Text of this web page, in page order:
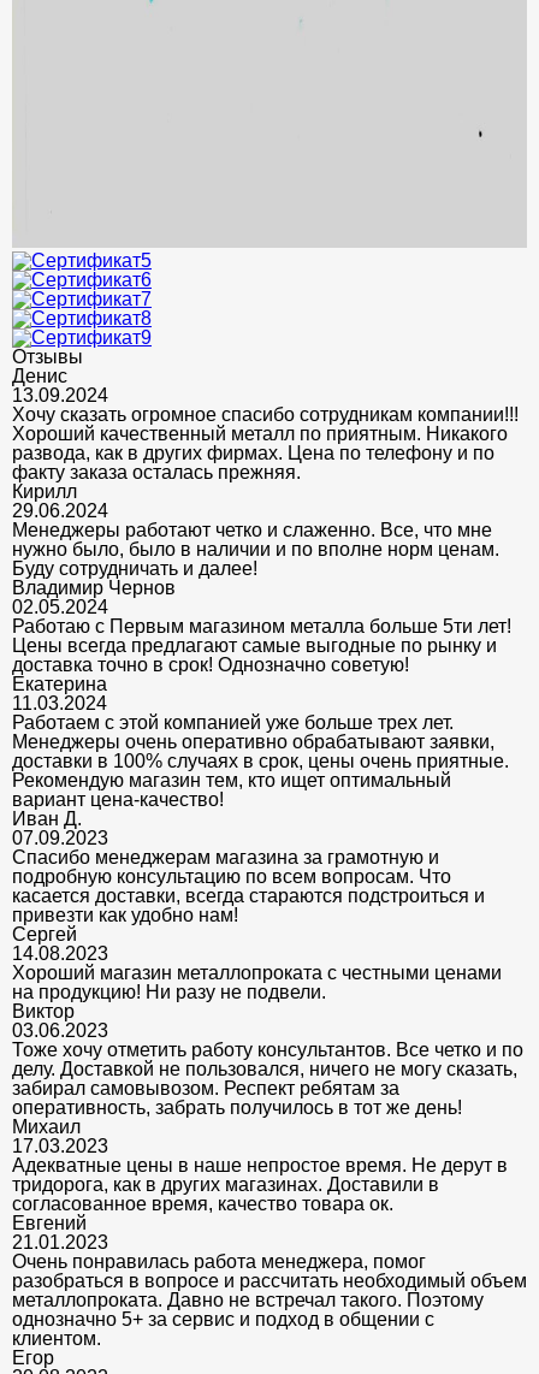
Отзывы
Денис
13.09.2024
Хочу сказать огромное спасибо сотрудникам компании!!!
Хороший качественный металл по приятным. Никакого
развода, как в других фирмах. Цена по телефону и по
факту заказа осталась прежняя.
Кирилл
29.06.2024
Менеджеры работают четко и слаженно. Все, что мне
нужно было, было в наличии и по вполне норм ценам.
Буду сотрудничать и далее!
Владимир Чернов
02.05.2024
Работаю с Первым магазином металла больше 5ти лет!
Цены всегда предлагают самые выгодные по рынку и
доставка точно в срок! Однозначно советую!
Екатерина
11.03.2024
Работаем с этой компанией уже больше трех лет.
Менеджеры очень оперативно обрабатывают заявки,
доставки в 100% случаях в срок, цены очень приятные.
Рекомендую магазин тем, кто ищет оптимальный
вариант цена-качество!
Иван Д.
07.09.2023
Спасибо менеджерам магазина за грамотную и
подробную консультацию по всем вопросам. Что
касается доставки, всегда стараются подстроиться и
привезти как удобно нам!
Сергей
14.08.2023
Хороший магазин металлопроката с честными ценами
на продукцию! Ни разу не подвели.
Виктор
03.06.2023
Тоже хочу отметить работу консультантов. Все четко и по
делу. Доставкой не пользовался, ничего не могу сказать,
забирал самовывозом. Респект ребятам за
оперативность, забрать получилось в тот же день!
Михаил
17.03.2023
Адекватные цены в наше непростое время. Не дерут в
тридорога, как в других магазинах. Доставили в
согласованное время, качество товара ок.
Евгений
21.01.2023
Очень понравилась работа менеджера, помог
разобраться в вопросе и рассчитать необходимый объем
металлопроката. Давно не встречал такого. Поэтому
однозначно 5+ за сервис и подход в общении с
клиентом.
Егор